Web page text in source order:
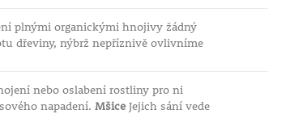
plnými organickými hnojivy žádný
dřeviny, nýbrž nepříznivě ovlivníme
nebo oslabení rostliny pro ni
napadení. MšiceJejich sání vede